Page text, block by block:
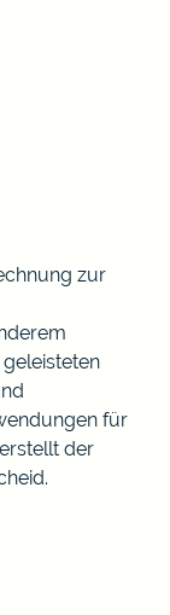
zur
für
der